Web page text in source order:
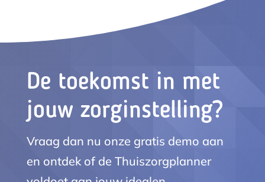
De toekomst in met
jouw zorginstelling?
Vraag dan nu onze gratis demo aan
en ontdek of de Thuiszorgplanner